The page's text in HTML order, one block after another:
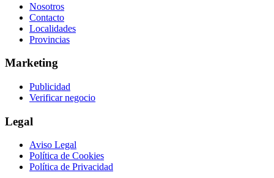
Nosotros
Contacto
Localidades
Provincias
Marketing
Publicidad
Verificar negocio
Legal
Aviso Legal
Política de Cookies
Política de Privacidad